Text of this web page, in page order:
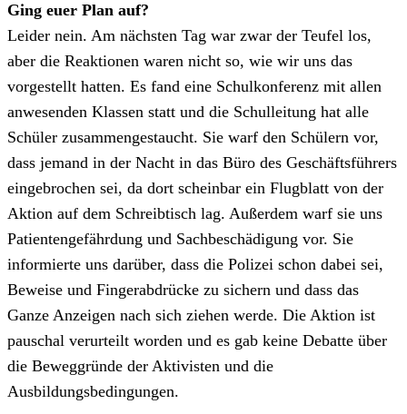
Ging euer Plan auf?
Leider nein. Am nächsten Tag war zwar der Teufel los,
aber die Reaktionen waren nicht so, wie wir uns das
vorgestellt hatten. Es fand eine Schulkonferenz mit allen
anwesenden Klassen statt und die Schulleitung hat alle
Schüler zusammengestaucht. Sie warf den Schülern vor,
dass jemand in der Nacht in das Büro des Geschäftsführers
eingebrochen sei, da dort scheinbar ein Flugblatt von der
Aktion auf dem Schreibtisch lag. Außerdem warf sie uns
Patientengefährdung und Sachbeschädigung vor. Sie
informierte uns darüber, dass die Polizei schon dabei sei,
Beweise und Fingerabdrücke zu sichern und dass das
Ganze Anzeigen nach sich ziehen werde. Die Aktion ist
pauschal verurteilt worden und es gab keine Debatte über
die Beweggründe der Aktivisten und die
Ausbildungsbedingungen.